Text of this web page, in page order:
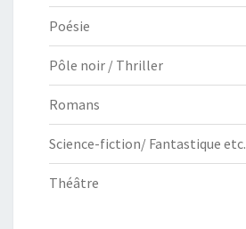
Poésie
Pôle noir / Thriller
Romans
Science-fiction/ Fantastique etc.
Théâtre